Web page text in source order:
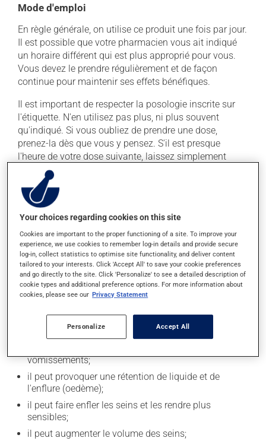
Mode d'emploi
En règle générale, on utilise ce produit une fois par jour.
Il est possible que votre pharmacien vous ait indiqué
un horaire différent qui est plus approprié pour vous.
Vous devez le prendre régulièrement et de façon
continue pour maintenir ses effets bénéfiques.
Il est important de respecter la posologie inscrite sur
l'étiquette. N'en utilisez pas plus, ni plus souvent
qu'indiqué. Si vous oubliez de prendre une dose,
prenez-la dès que vous y pensez. S'il est presque
l'heure de votre dose suivante, laissez simplement
tomber la dose oubliée. Ne doublez pas la dose
suivante pour tenter de vous rattraper.
Ce médicament peut être irritant pour l'estomac :
prenez-le avec de la nourriture. Essayez d'éviter les
aliments irritants comme le café, les mets épicés et
l'alcool.
Effets indésirables
En plus de ses effets recherchés, ce produit peut à
l'occasion entraîner certains effets indésirables (effets
secondaires), notamment :
vomissements;
il peut provoquer une rétention de liquide et de
l'enflure (oedème);
il peut faire enfler les seins et les rendre plus
sensibles;
il peut augmenter le volume des seins;
Your choices regarding cookies on this site
Cookies are important to the proper functioning of a site. To improve your
experience, we use cookies to remember log-in details and provide secure
log-in, collect statistics to optimise site functionality, and deliver content
tailored to your interests. Click 'Accept All' to save your cookie preferences
and go directly to the site. Click 'Personalize' to see a detailed description of
cookie types and additional preference options. For more information about
cookies, please see our Privacy Statement
Personalize Accept All